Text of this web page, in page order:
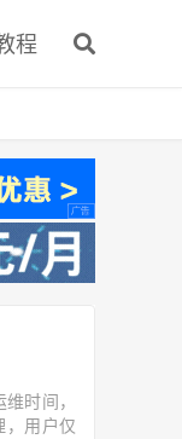
程
时间，
，用户仅